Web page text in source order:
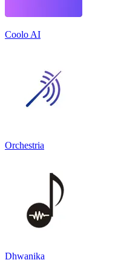
Coolo AI
Orchestria
Dhwanika